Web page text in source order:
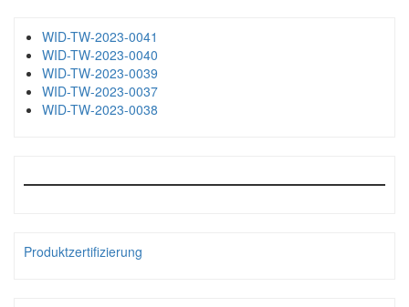
WID-TW-2023-0041
WID-TW-2023-0040
WID-TW-2023-0039
WID-TW-2023-0037
WID-TW-2023-0038
Produktzertifizierung